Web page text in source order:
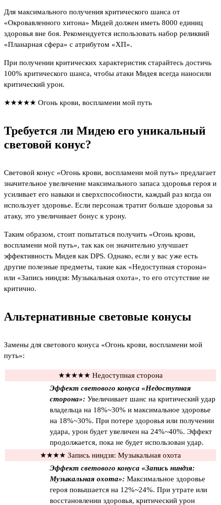
Для максимального получения критического шанса от
«Окровавленного хитона» Мидей должен иметь 8000 единиц
здоровья вне боя. Рекомендуется использовать набор реликвий
«Планарная сфера» с атрибутом «ХП».
При получении критических характеристик старайтесь достичь
100% критического шанса, чтобы атаки Мидея всегда наносили
критический урон.
★★★★★ Огонь крови, воспламени мой путь
Требуется ли Мидею его уникальный
световой конус?
Световой конус «Огонь крови, воспламени мой путь» предлагает
значительное увеличение максимального запаса здоровья героя и
усиливает его навыки и сверхспособности, каждый раз когда он
использует здоровье. Если персонаж тратит больше здоровья за
атаку, это увеличивает бонус к урону.
Таким образом, стоит попытаться получить «Огонь крови,
воспламени мой путь», так как он значительно улучшает
эффективность Мидея как DPS. Однако, если у вас уже есть
другие полезные предметы, такие как «Недоступная сторона»
или «Запись ниндзя: Музыкальная охота», то его отсутствие не
критично.
Альтернативные световые конусы
Замены для светового конуса «Огонь крови, воспламени мой
путь»:
★★★★★ Недоступная сторона
Эффект светового конуса «Недоступная
сторона»: Увеличивает шанс на критический удар
владельца на 18%~30% и максимальное здоровье
на 18%~30%. При потере здоровья или получении
удара, урон будет увеличен на 24%~40%. Эффект
продолжается, пока не будет использован удар.
★★★★ Запись ниндзя: Музыкальная охота
Эффект светового конуса «Запись ниндзя:
Музыкальная охота»: Максимальное здоровье
героя повышается на 12%~24%. При утрате или
восстановлении здоровья, критический урон